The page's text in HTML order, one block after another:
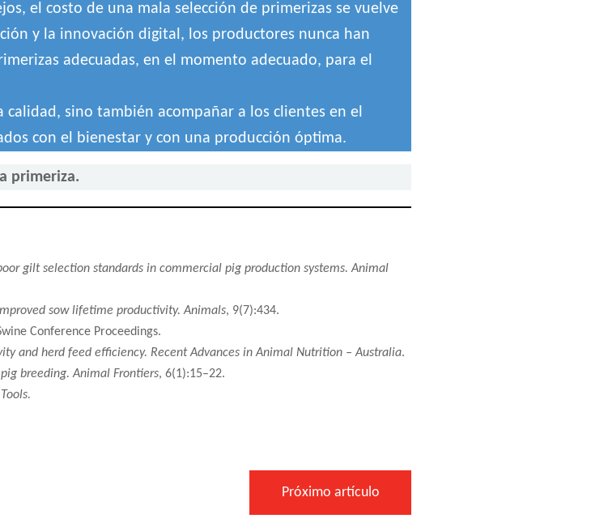
el costo de una mala selección de primerizas se vuelve
y la innovación digital, los productores nunca han
adecuadas, en el momento adecuado, para el
calidad, sino también acompañar a los clientes en el
con el bienestar y con una producción óptima.
primeriza.
gilt selection standards in commercial pig production systems. Animal
sow lifetime productivity. Animals, 9(7):434.
Conference Proceedings.
and herd feed efficiency. Recent Advances in Animal Nutrition – Australia.
breeding. Animal Frontiers, 6(1):15–22.
Próximo artículo